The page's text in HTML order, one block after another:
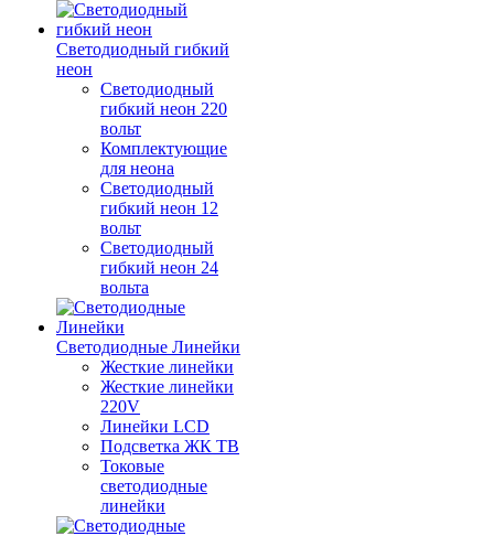
Светодиодный гибкий
неон
Светодиодный
гибкий неон 220
вольт
Комплектующие
для неона
Светодиодный
гибкий неон 12
вольт
Светодиодный
гибкий неон 24
вольта
Светодиодные Линейки
Жесткие линейки
Жесткие линейки
220V
Линейки LCD
Подсветка ЖК ТВ
Токовые
светодиодные
линейки